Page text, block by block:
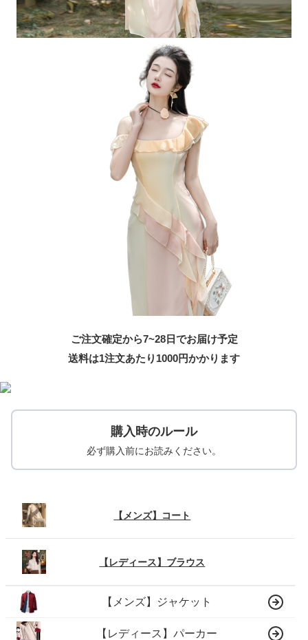
ご注文確定から7~28日でお届け予定
送料は1注文あたり 1000円かかります
購入時のルール
必ず購入前にお読みください。
【メンズ】コート
【レディース】ブラウス
【メンズ】ジャケット
【レディース】パーカー